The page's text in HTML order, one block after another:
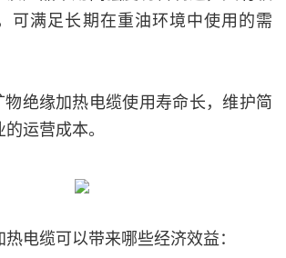
可满足长期在重油环境中使用的需
绝缘加热电缆使用寿命长，维护简
运营成本。
电缆可以带来哪些经济效益：